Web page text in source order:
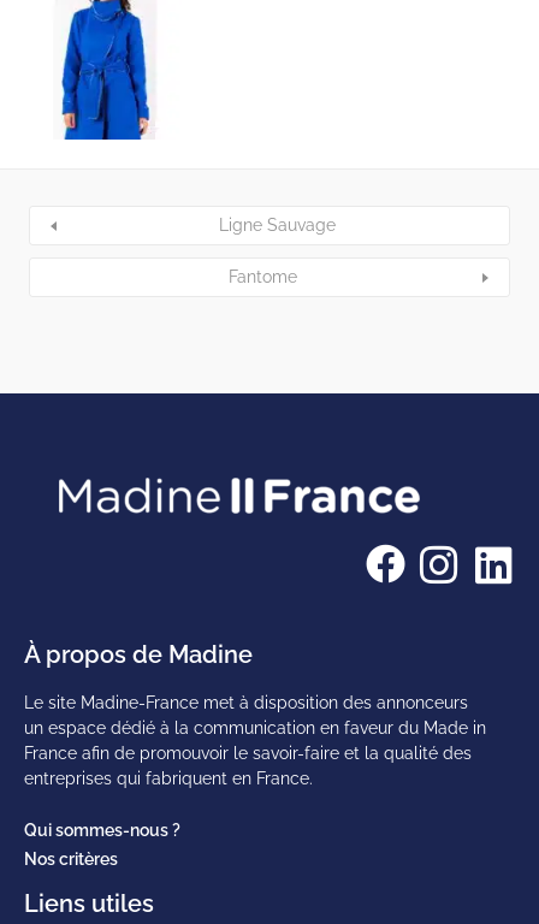
Ligne Sauvage
Fantome
À propos de Madine
Le site Madine-France met à disposition des annonceurs
un espace dédié à la communication en faveur du Made in
France afin de promouvoir le savoir-faire et la qualité des
entreprises qui fabriquent en France.
Qui sommes-nous ?
Nos critères
Liens utiles